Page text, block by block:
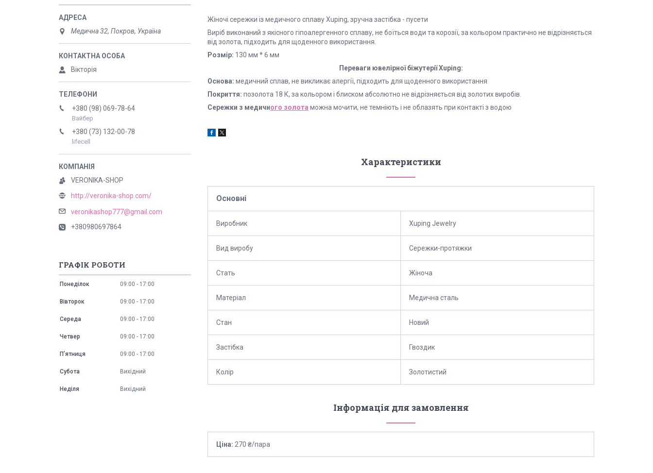
Жіночі сережки із медичного сплаву Xuping, зручна застібка - пусети
Виріб виконаний з якісного гіпоалергенного сплаву, не боїться води та корозії, за кольором практично не відрізняється
від золота, підходить для щоденного використання.
Розмір: 130 мм * 6 мм
Переваги ювелірної біжутерії Xuping:
Основа: медичний сплав, не викликає алергії, підходить для щоденного використання
Покриття: позолота 18 К, за кольором і блиском абсолютно не відрізняється від золотих виробів.
Сережки з медичного золота можна мочити, не темніють і не облазять при контакті з водою
Характеристики
Основні
Виробник Xuping Jewelry
Вид виробу Сережки-протяжки
Стать Жіноча
Матеріал Медична сталь
Стан Новий
Застібка Гвоздик
Колір Золотистий
Інформація для замовлення
Ціна: 270 ₴/пара
Медична 32, Покров, Україна
Вікторія
+380 (98) 069-78-64
Вайбер
+380 (73) 132-00-78
lifecell
VERONIKA-SHOP
http://veronika-shop.com/
veronikashop777@gmail.com
+380980697864
ГРАФІК РОБОТИ
Понеділок 09:00 17:00
Вівторок 09:00 17:00
Середа 09:00 17:00
Четвер 09:00 17:00
Пʼятниця 09:00 17:00
Субота Вихідний
Неділя Вихідний